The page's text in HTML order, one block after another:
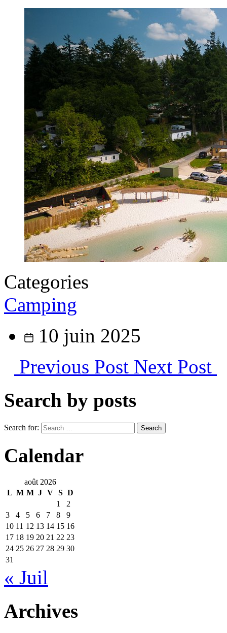
Categories
Camping
10 juin 2025
Previous Post Next Post
Search by posts
Search for:
Calendar
août 2026
L M M J V S D
1
2
3
4 5 6 7 8
9
10 11 12 13 14 15 16
17 18 19 20 21 22 23
24 25 26 27 28 29 30
31
« Juil
Archives